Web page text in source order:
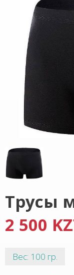
Трусы
2 500
Вес: 100 гр.